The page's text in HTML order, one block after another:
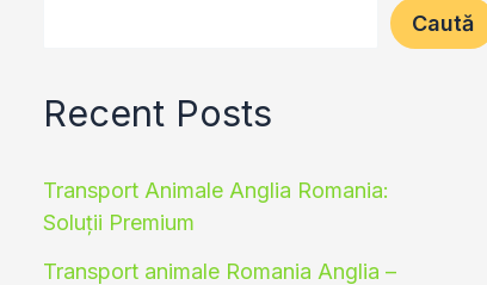
Caută
Recent Posts
Transport Animale Anglia Romania:
Soluții Premium
Transport animale Romania Anglia –